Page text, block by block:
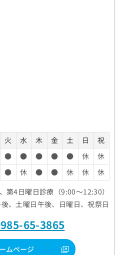
火 水 木 金 土 日
祝
● ● ● ● ● 休
休
● 休 ● ● 休 休
休
第4日曜日診療（9:00～12:30）
、土曜日午後、日曜日、祝祭日
65-3865
ムページ